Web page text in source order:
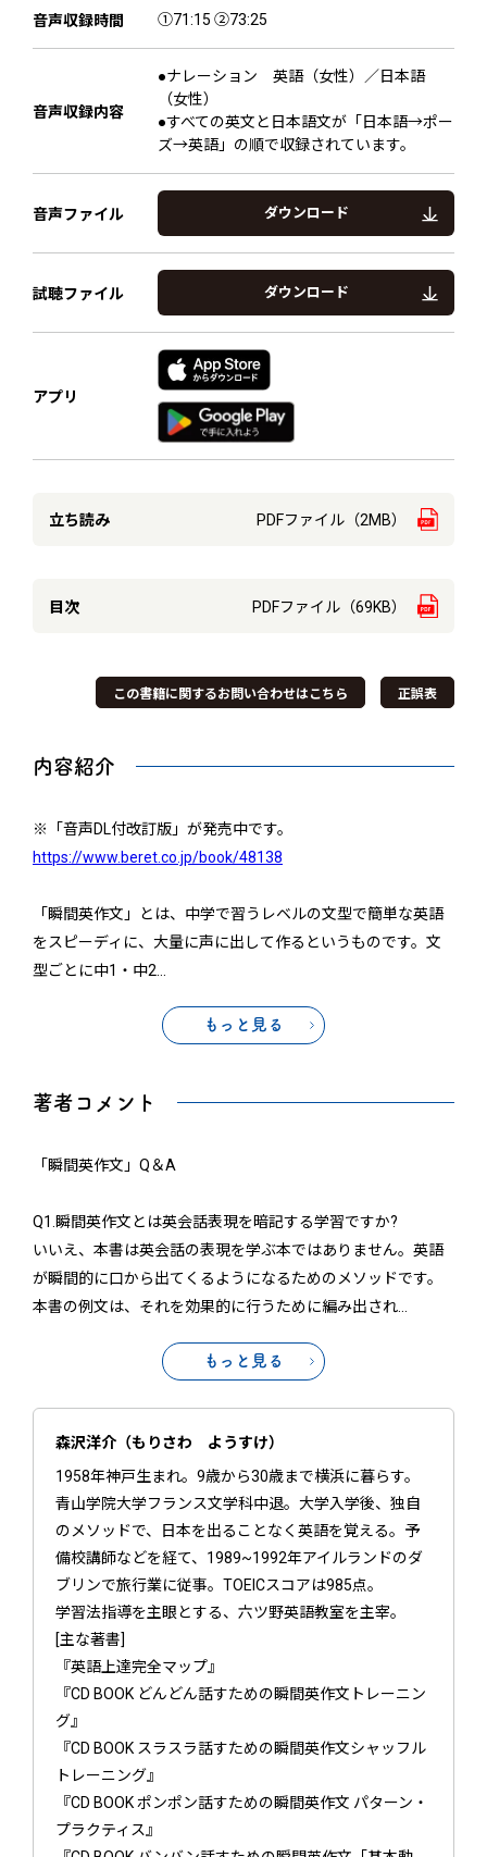
音声収録時間 ①71:15 ②73:25
音声収録内容
●ナレーション 英語（女性）／日本語
（女性）
●すべての英文と日本語文が「日本語→ポー
ズ→英語」の順で収録されています。
音声ファイル ダウンロード
試聴ファイル ダウンロード
アプリ
立ち読み PDFファイル（2MB）
目次 PDFファイル（69KB）
この書籍に関するお問い合わせはこちら 正誤表
内容紹介
※「音声DL付改訂版」が発売中です。
https://www.beret.co.jp/book/48138
「瞬間英作文」とは、中学で習うレベルの文型で簡単な英語
をスピーディに、大量に声に出して作るというものです。文
型ごとに中1・中2
もっと見る
著者コメント
「瞬間英作文」Q＆A
Q1.瞬間英作文とは英会話表現を暗記する学習ですか?
いいえ、本書は英会話の表現を学ぶ本ではありません。英語
が瞬間的に口から出てくるようになるためのメソッドです。
本書の例文は、それを効果的に行うために編み出され
もっと見る
森沢洋介（もりさわ ようすけ）
1958年神戸生まれ。9歳から30歳まで横浜に暮らす。
青山学院大学フランス文学科中退。大学入学後、独自
のメソッドで、日本を出ることなく英語を覚える。予
備校講師などを経て、1989~1992年アイルランドのダ
ブリンで旅行業に従事。TOEICスコアは985点。
学習法指導を主眼とする、六ツ野英語教室を主宰。
[主な著書]
『英語上達完全マップ』
『CD BOOK どんどん話すための瞬間英作文トレーニン
グ』
『CD BOOK スラスラ話すための瞬間英作文シャッフル
トレーニング』
『CD BOOK ポンポン話すための瞬間英作文 パターン・
プラクティス』